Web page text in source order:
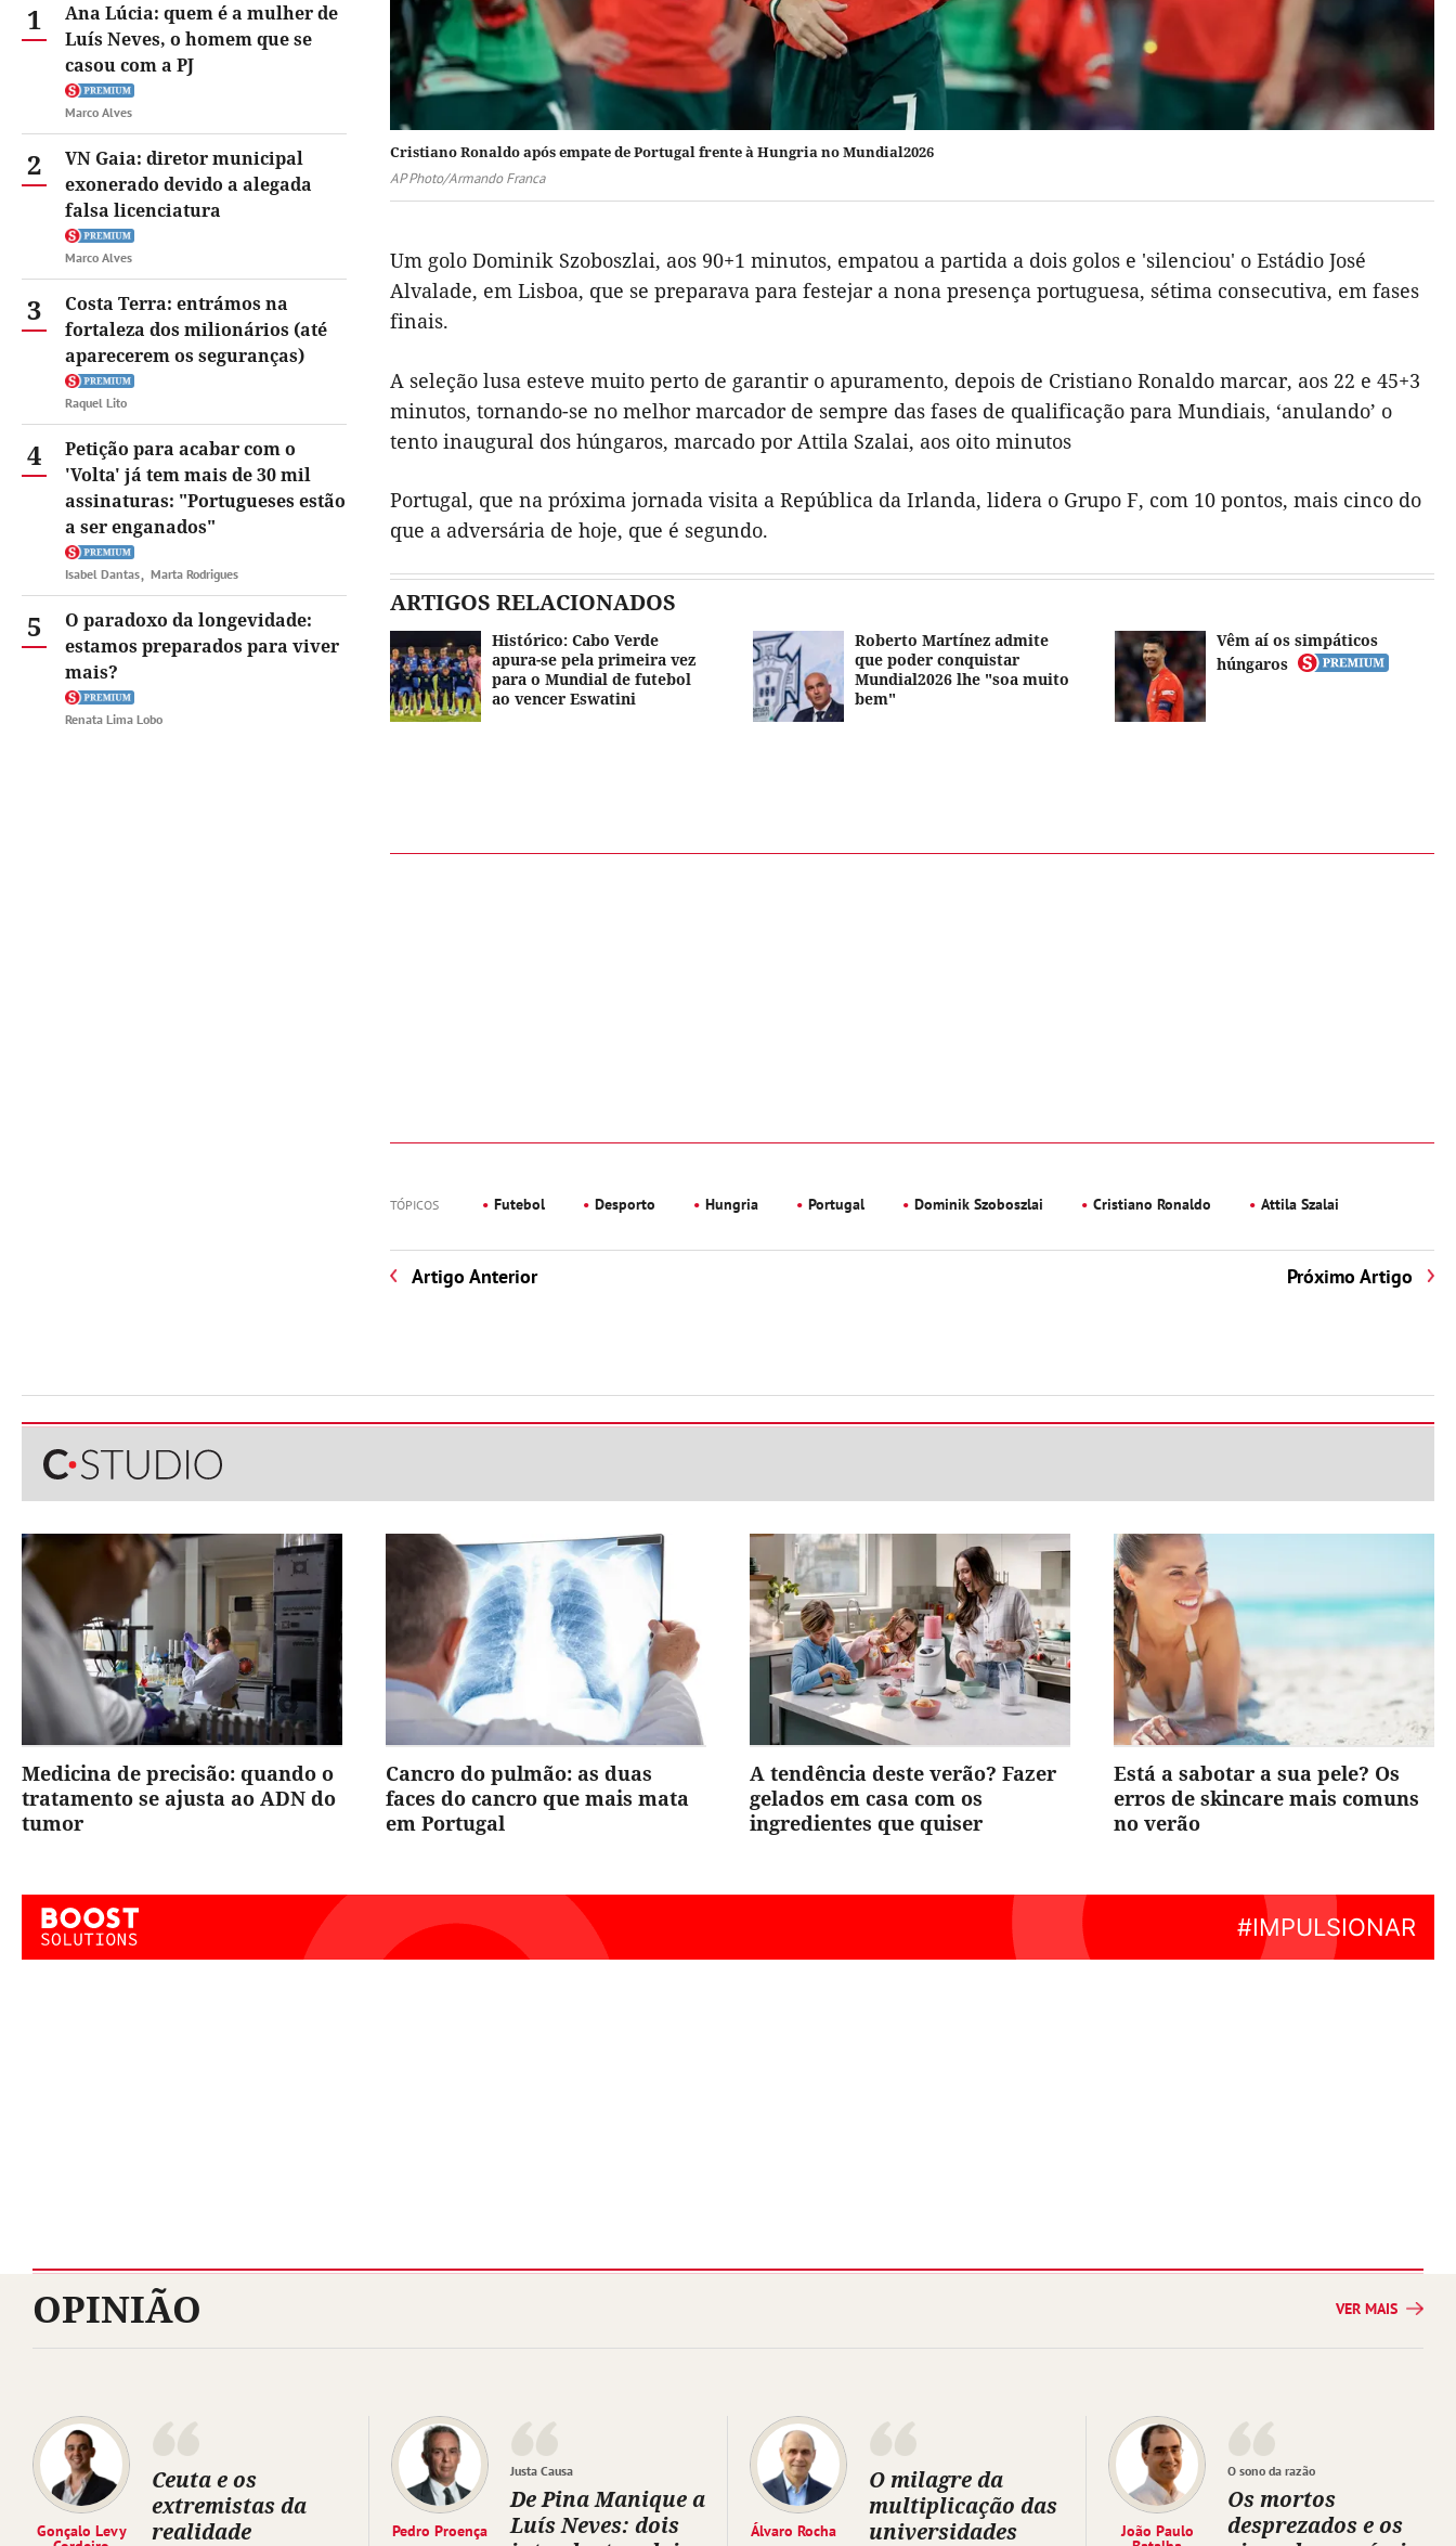
1
Ana Lúcia: quem é a mulher de
Luís Neves, o homem que se
casou com a PJ
Marco Alves
2
VN Gaia: diretor municipal
exonerado devido a alegada
falsa licenciatura
Marco Alves
3
Costa Terra: entrámos na
fortaleza dos milionários (até
aparecerem os seguranças)
Raquel Lito
4
Petição para acabar com o
'Volta' já tem mais de 30 mil
assinaturas: "Portugueses estão
a ser enganados"
Isabel Dantas Marta Rodrigues
5
O paradoxo da longevidade:
estamos preparados para viver
mais?
Renata Lima Lobo
Cristiano Ronaldo após empate de Portugal frente à Hungria no Mundial2026
AP Photo/Armando Franca
Um golo Dominik Szoboszlai, aos 90+1 minutos, empatou a partida a dois golos e 'silenciou' o Estádio José
Alvalade, em Lisboa, que se preparava para festejar a nona presença portuguesa, sétima consecutiva, em fases
finais.
A seleção lusa esteve muito perto de garantir o apuramento, depois de Cristiano Ronaldo marcar, aos 22 e 45+3
minutos, tornando-se no melhor marcador de sempre das fases de qualificação para Mundiais, ‘anulando’ o
tento inaugural dos húngaros, marcado por Attila Szalai, aos oito minutos
Portugal, que na próxima jornada visita a República da Irlanda, lidera o Grupo F, com 10 pontos, mais cinco do
que a adversária de hoje, que é segundo.
ARTIGOS RELACIONADOS
Histórico: Cabo Verde
apura-se pela primeira vez
para o Mundial de futebol
ao vencer Eswatini
Roberto Martínez admite
que poder conquistar
Mundial2026 lhe "soa muito
bem"
Vêm aí os simpáticos
húngaros
TÓPICOS Futebol Desporto Hungria Portugal Dominik Szoboszlai Cristiano Ronaldo Attila Szalai
Artigo Anterior Próximo Artigo
Medicina de precisão: quando o
tratamento se ajusta ao ADN do
tumor
Cancro do pulmão: as duas
faces do cancro que mais mata
em Portugal
A tendência deste verão? Fazer
gelados em casa com os
ingredientes que quiser
Está a sabotar a sua pele? Os
erros de skincare mais comuns
no verão
OPINIÃO VER MAIS
Gonçalo Levy
Ceuta e os
extremistas da
realidade
Pedro Proença
Justa Causa
De Pina Manique a
Luís Neves: dois
Álvaro Rocha
O milagre da
multiplicação das
universidades
João Paulo
O sono da razão
Os mortos
desprezados e os